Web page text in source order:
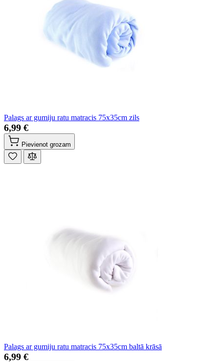
Palags ar gumiju ratu matracis 75x35cm zils
6,99 €
Pievienot grozam
Palags ar gumiju ratu matracis 75x35cm baltā krāsā
6,99 €